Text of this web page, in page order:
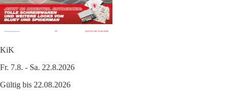
KiK
Fr. 7.8. - Sa. 22.8.2026
Gültig bis 22.08.2026